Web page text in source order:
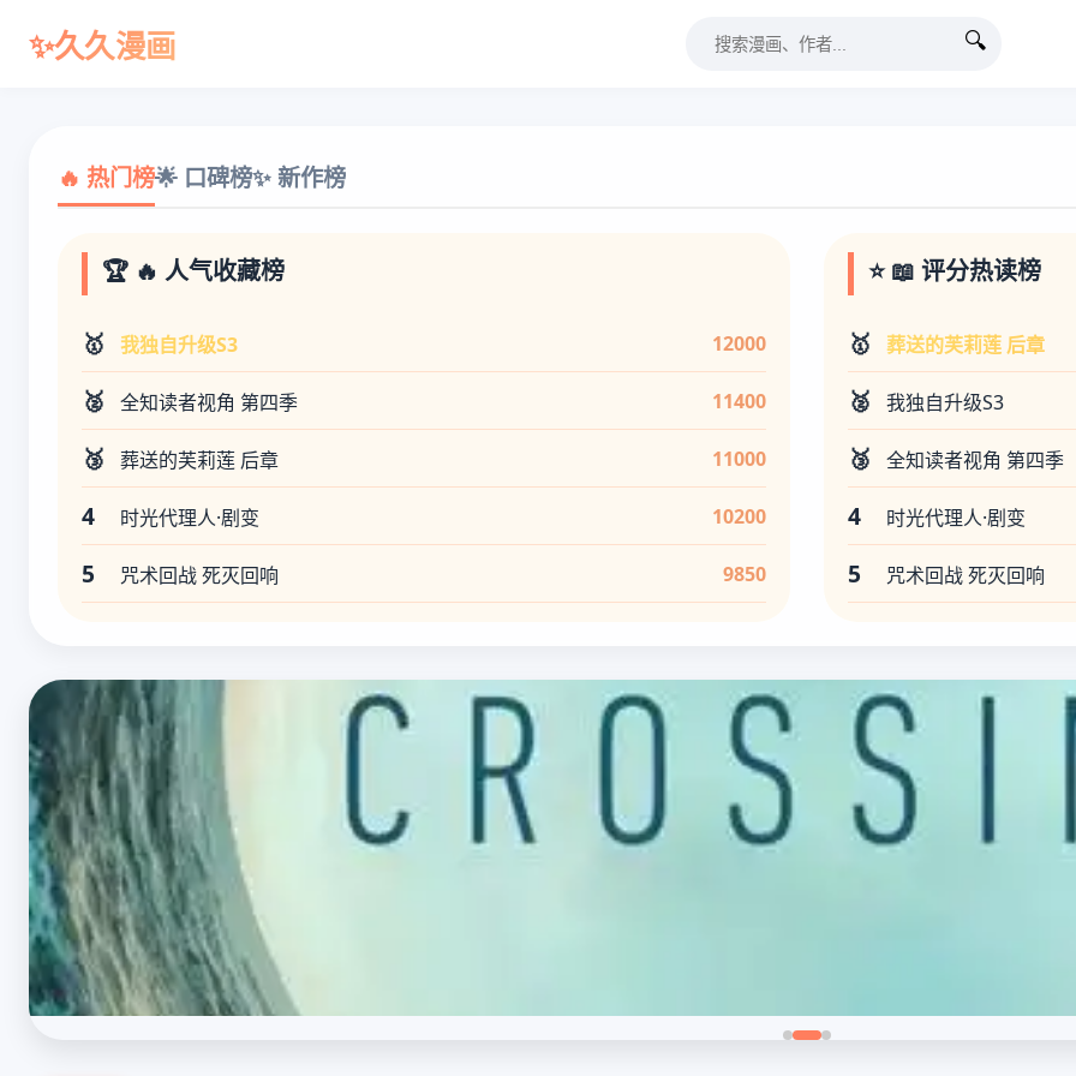
✨久久漫画 🔍
🔥 热门榜🌟 口碑榜✨ 新作榜
🏆 🔥 人气收藏榜
🥇 我独自升级S3 12000
🥈 全知读者视角 第四季 11400
🥉 葬送的芙莉莲 后章 11000
4 时光代理人·剧变 10200
5 咒术回战 死灭回响 9850
⭐ 📖 评分热读榜
🥇 葬送的芙莉莲 后章
🥈 我独自升级S3
🥉 全知读者视角 第四季
4 时光代理人·剧变
5 咒术回战 死灭回响